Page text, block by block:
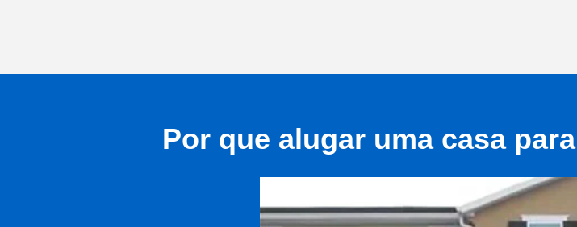
Por que alugar uma casa